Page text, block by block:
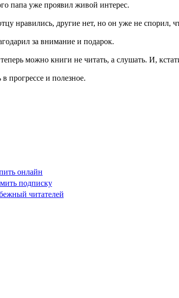
папа уже проявил живой интерес.
нравились, другие нет, но он уже не спорил,
за внимание и подарок.
можно книги не читать, а слушать. И,
прогрессе и полезное.